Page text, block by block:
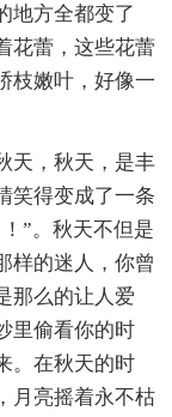
地方全都变了
花蕾，这些花蕾
枝嫩叶，好像一
天，秋天，是丰
笑得变成了一条
”。秋天不但是
样的迷人，你曾
那么的让人爱
里偷看你的时
。在秋天的时
月亮摇着永不枯